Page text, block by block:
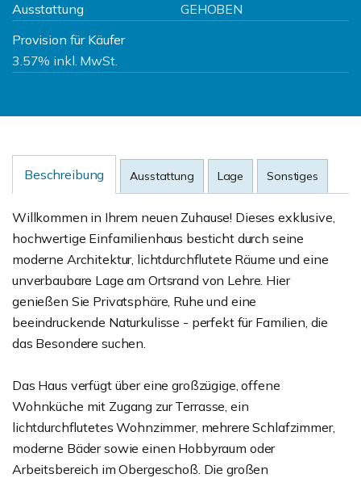
Ausstattung
GEHOBEN
Provision für Käufer
3.57% inkl. MwSt.
Beschreibung Ausstattung Lage Sonstiges
Willkommen in Ihrem neuen Zuhause! Dieses exklusive,
hochwertige Einfamilienhaus besticht durch seine
moderne Architektur, lichtdurchflutete Räume und eine
unverbaubare Lage am Ortsrand von Lehre. Hier
genießen Sie Privatsphäre, Ruhe und eine
beeindruckende Naturkulisse - perfekt für Familien, die
das Besondere suchen.
Das Haus verfügt über eine großzügige, offene
Wohnküche mit Zugang zur Terrasse, ein
lichtdurchflutetes Wohnzimmer, mehrere Schlafzimmer,
moderne Bäder sowie einen Hobbyraum oder
Arbeitsbereich im Obergeschoß. Die großen